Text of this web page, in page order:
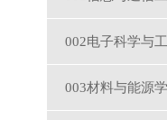
002电子科学与
003材料与能源